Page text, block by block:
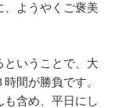
ようやくご褒美
いうことで、大
間が勝負です。
含め、平日にし